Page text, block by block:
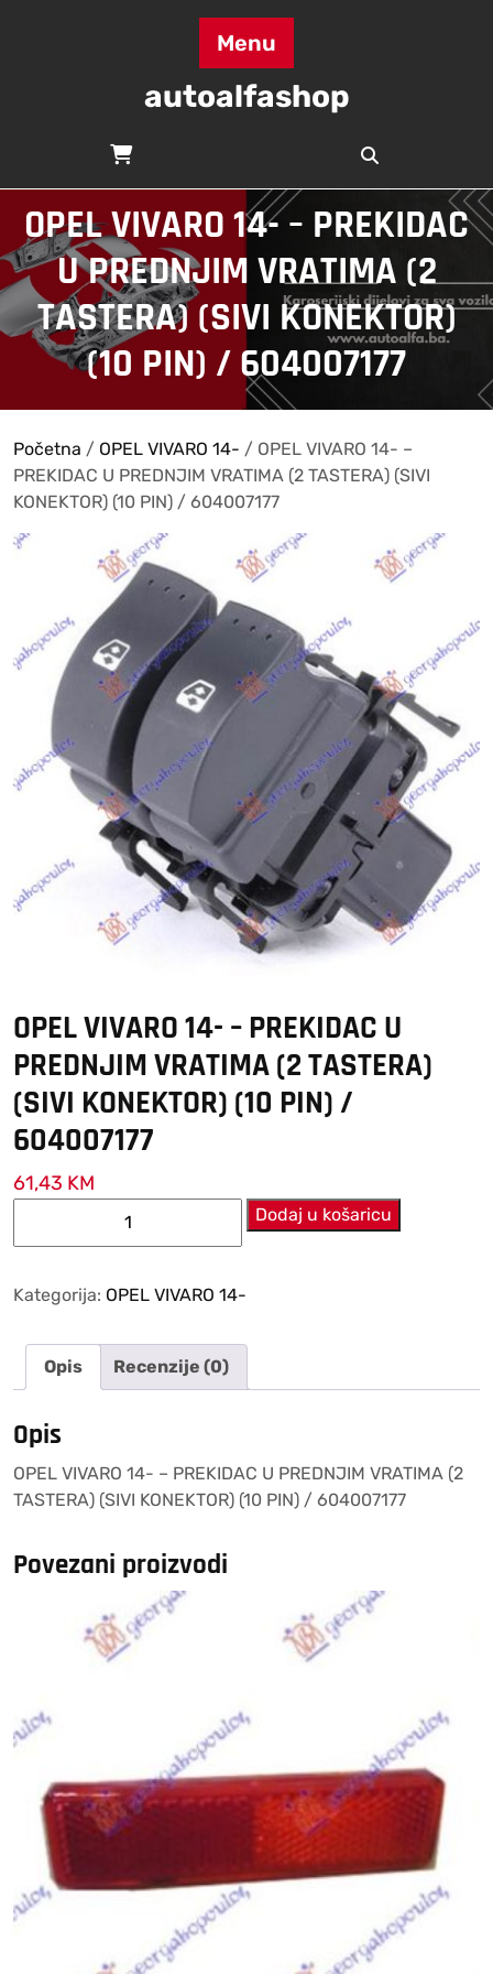
Menu
autoalfashop
OPEL VIVARO 14- – PREKIDAC
U PREDNJIM VRATIMA (2
TASTERA) (SIVI KONEKTOR)
(10 PIN) / 604007177
Početna / OPEL VIVARO 14- / OPEL VIVARO 14- –
PREKIDAC U PREDNJIM VRATIMA (2 TASTERA) (SIVI
KONEKTOR) (10 PIN) / 604007177
OPEL VIVARO 14- – PREKIDAC U
PREDNJIM VRATIMA (2 TASTERA)
(SIVI KONEKTOR) (10 PIN) /
604007177
61,43 KM
–
PREDNJIM
VRATIMA
(2
TASTERA)
(SIVI
KONEKTOR)
PIN)
Dodaj u košaricu
Kategorija: OPEL VIVARO 14-
Opis Recenzije (0)
Opis
OPEL VIVARO 14- – PREKIDAC U PREDNJIM VRATIMA (2
TASTERA) (SIVI KONEKTOR) (10 PIN) / 604007177
Povezani proizvodi